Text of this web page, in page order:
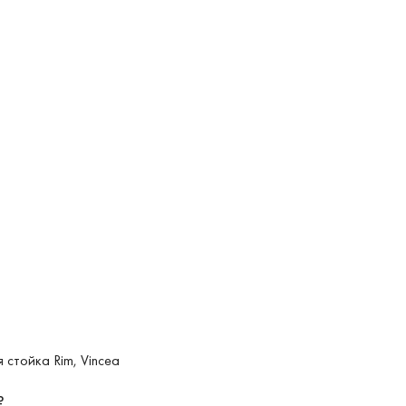
Rim, Vincea